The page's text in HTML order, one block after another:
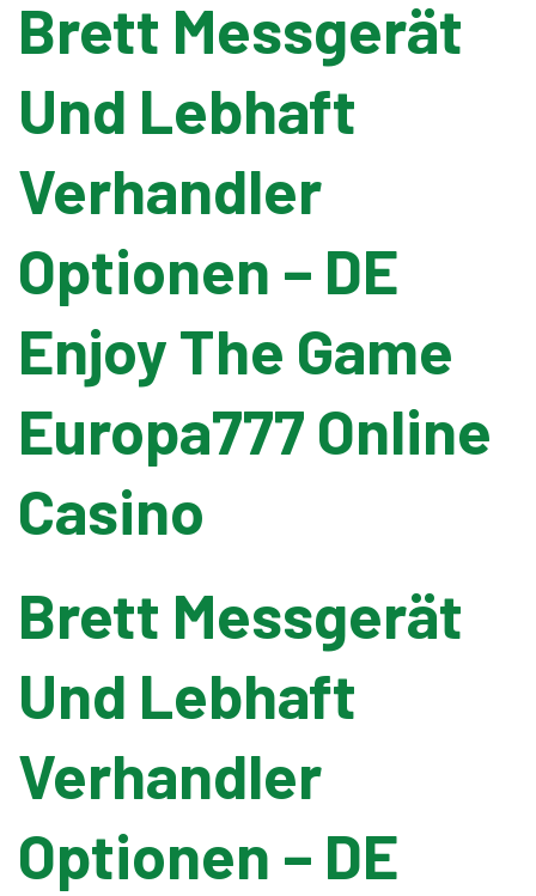
Flow Wrapping Machine
Thermal Transfer
Metal Detectors
Band Sealers
Banding Machine
Cup & Tray Sealing Machine
Bag Sealing Machine
Packing Materials
Brett Messgerät
Und Lebhaft
Verhandler
Optionen – DE
Enjoy The Game
Europa777 Online
Casino
Brett Messgerät
Und Lebhaft
Verhandler
Optionen – DE